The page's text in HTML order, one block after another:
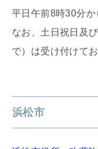
平日午前8時30分
なお、土日祝日及
で）は受け付けてお
浜松市